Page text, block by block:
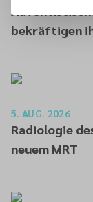
bekräftigen
5. AUG. 2026
Radiologie
neuem MRT